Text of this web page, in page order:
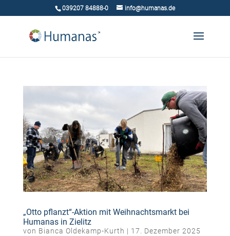
039207 84888-0 info@humanas.de
„Otto pflanzt“-Aktion mit Weihnachtsmarkt bei
Humanas in Zielitz
von Bianca Oldekamp-Kurth | 17. Dezember 2025